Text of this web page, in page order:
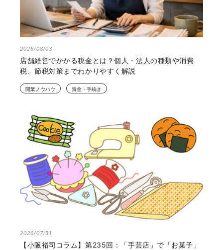
2026/08/03
店舗経営でかかる税金とは？個人・法人の種類や消費
税、節税対策までわかりやすく解説
開業ノウハウ 資金・手続き
2026/07/31
【小阪裕司コラム】第235回：「手芸店」で「お菓子」